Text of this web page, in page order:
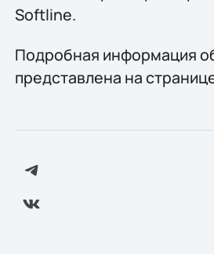
Softline.
Подробная информация
представлена на